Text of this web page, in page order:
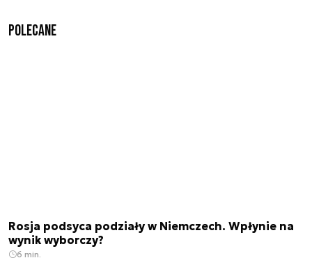
Polecane
Rosja podsyca podziały w Niemczech. Wpłynie na
wynik wyborczy?
6 min.